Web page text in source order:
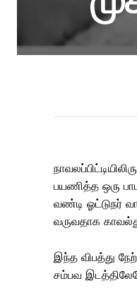
பயணித்த ஒரு
வண்டி ஓட்டுநர்
வருவதாக
இந்த விபத்து
சம்பவ